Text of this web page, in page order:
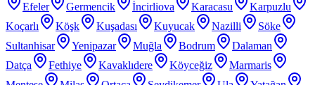
Efeler
Germencik İncirliova Karacasu
Karpuzlu
Koçarlı
Köşk Kuşadası Kuyucak Nazilli
Söke
Sultanhisar
Yenipazar Muğla Bodrum
Dalaman
Datça
Fethiye Kavaklıdere Köyceğiz
Marmaris